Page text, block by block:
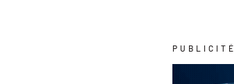
PUBLICITÉ